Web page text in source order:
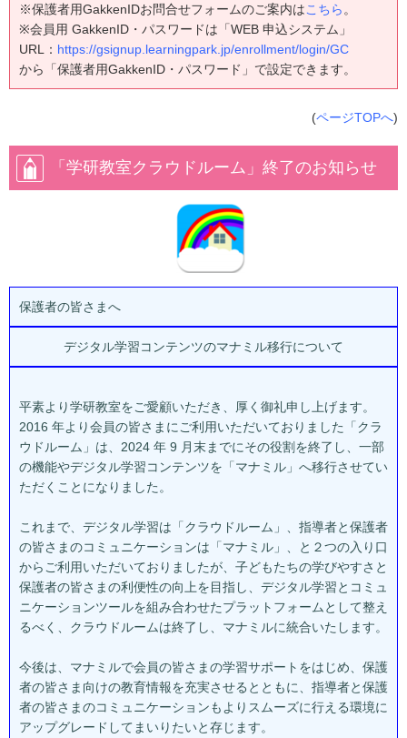
※保護者用GakkenIDお問合せフォームのご案内はこちら 。
※会員用 GakkenID・パスワードは「WEB 申込システム」
URL： https://gsignup.learningpark.jp/enrollment/login/GC
から「保護者用GakkenID・パスワード」で設定できます。
(ページTOPへ)
「学研教室クラウドルーム」終了のお知らせ
保護者の皆さまへ
デジタル学習コンテンツのマナミル移行について
平素より学研教室をご愛顧いただき、厚く御礼申し上げます。
2016 年より会員の皆さまにご利用いただいておりました「クラ
ウドルーム」は、2024 年 9 月末までにその役割を終了し、一部
の機能やデジタル学習コンテンツを「マナミル」へ移行させてい
ただくことになりました。
これまで、デジタル学習は「クラウドルーム」、指導者と保護者
の皆さまのコミュニケーションは「マナミル」、と２つの入り口
からご利用いただいておりましたが、子どもたちの学びやすさと
保護者の皆さまの利便性の向上を目指し、デジタル学習とコミュ
ニケーションツールを組み合わせたプラットフォームとして整え
るべく、クラウドルームは終了し、マナミルに統合いたします。
今後は、マナミルで会員の皆さまの学習サポートをはじめ、保護
者の皆さま向けの教育情報を充実させるとともに、指導者と保護
者の皆さまのコミュニケーションもよりスムーズに行える環境に
アップグレードしてまいりたいと存じます。